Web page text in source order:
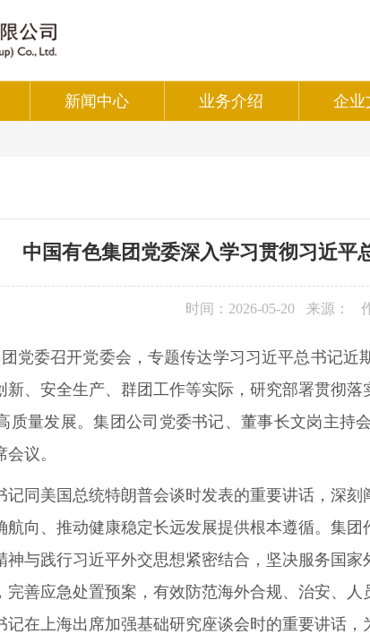
新闻中心 业务介绍 企业
中国有色集团党委深入学习贯彻习近平
时间：2026-05-20 来源：
党委召开党委会，专题传达学习习近平总书记
新、安全生产、群团工作等实际，研究部署贯彻
质量发展。集团公司党委书记、董事长文岗主持
议。
记同美国总统特朗普会谈时发表的重要讲话，深
航向、推动健康稳定长远发展提供根本遵循。集
与践行习近平外交思想紧密结合，坚决服务国
善应急处置预案，有效防范海外合规、治安、人
在上海出席加强基础研究座谈会时的重要讲话